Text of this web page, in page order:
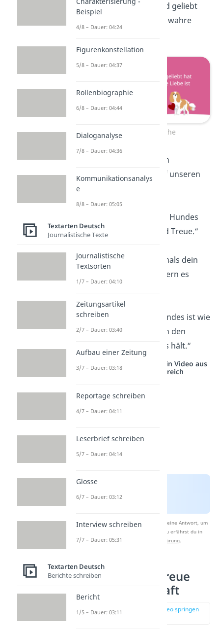
„Wer nie einen Hund geliebt
hat, weiß nicht, was wahre
Hundesprüche
„Hunde hinterlassen
Pfotenabdrücke auf unseren
„In den Augen eines Hundes
findest du Liebe und Treue.“
„Ein Hund wird niemals dein
Herz brechen, sondern es
„Die Treue eines Hundes ist wie
ein Anker, der uns in den
Stürmen des Lebens hält.“
Studyflix vernetzt: Hier ein Video aus
einem anderen Bereich
Nach Beantwortung speichern wir deine Antwort, um
Studyflix zu verbessern. Mehr dazu erfährst du in
unserer
Datenschutzerklärung.
Sprüche über Treue
und Freundschaft
zur Stelle im Video springen
Beispiel
4/8 – Dauer: 04:24
Figurenkonstellation
5/8 – Dauer: 04:37
Rollenbiographie
6/8 – Dauer: 04:44
Dialoganalyse
7/8 – Dauer: 04:36
Kommunikationsanalys
e
8/8 – Dauer: 05:05
Textarten Deutsch
Journalistische Texte
Journalistische
Textsorten
1/7 – Dauer: 04:10
Zeitungsartikel
schreiben
2/7 – Dauer: 03:40
Aufbau einer Zeitung
3/7 – Dauer: 03:18
Reportage schreiben
4/7 – Dauer: 04:11
Leserbrief schreiben
5/7 – Dauer: 04:14
Glosse
6/7 – Dauer: 03:12
Interview schreiben
7/7 – Dauer: 05:31
Textarten Deutsch
Berichte schreiben
Bericht
1/5 – Dauer: 03:11